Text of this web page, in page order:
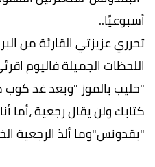
أسبوعيًا..
تحرري عزيزتي القارئة من
اللحظات الجميلة فاليوم
"حليب بالموز "وبعد غد
كتابك ولن يقال رجعية ،أما
"بقدونس"وما ألذ الرجعية